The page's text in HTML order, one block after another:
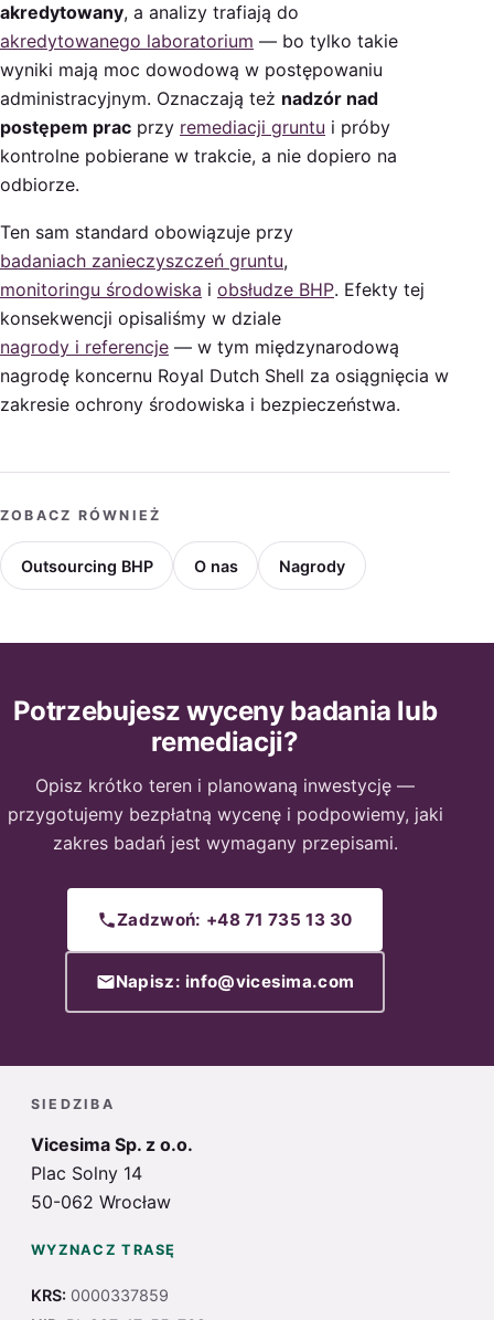
akredytowany, a analizy trafiają do
akredytowanego laboratorium — bo tylko takie
wyniki mają moc dowodową w postępowaniu
administracyjnym. Oznaczają też nadzór nad
postępem prac przy remediacji gruntu i próby
kontrolne pobierane w trakcie, a nie dopiero na
odbiorze.
Ten sam standard obowiązuje przy
badaniach zanieczyszczeń gruntu,
monitoringu środowiska i obsłudze BHP. Efekty tej
konsekwencji opisaliśmy w dziale
nagrody i referencje — w tym międzynarodową
nagrodę koncernu Royal Dutch Shell za osiągnięcia w
zakresie ochrony środowiska i bezpieczeństwa.
ZOBACZ RÓWNIEŻ
Outsourcing BHP O nas Nagrody
Potrzebujesz wyceny badania lub
remediacji?
Opisz krótko teren i planowaną inwestycję —
przygotujemy bezpłatną wycenę i podpowiemy, jaki
zakres badań jest wymagany przepisami.
Zadzwoń: +48 71 735 13 30
Napisz: info@vicesima.com
SIEDZIBA
Vicesima Sp. z o.o.
Plac Solny 14
50-062 Wrocław
WYZNACZ TRASĘ
KRS: 0000337859